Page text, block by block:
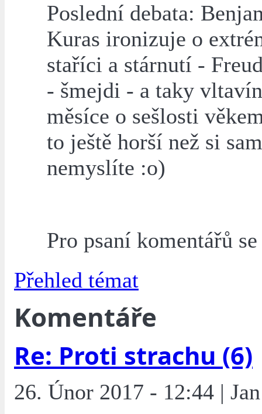
Poslední debata:
Kuras ironizuje o
staříci a stárnutí -
- šmejdi - a taky
měsíce o sešlosti
to ještě horší než si
nemyslíte :o)
Pro psaní komentářů
Přehled témat
Komentáře
Re: Proti strachu (6)
26. Únor 2017 - 12:44 |